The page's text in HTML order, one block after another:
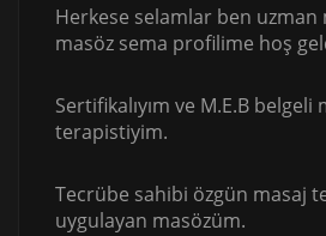
Herkese selamlar ben
masöz sema profilime hoş
Sertifikalıyım ve M.E.B belgeli
terapistiyim.
Tecrübe sahibi özgün masaj
uygulayan masözüm.